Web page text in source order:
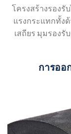
โครงสร้างรองรั
แรงกระแทกทั้ง
เสถียร มุมรองรั
การออ